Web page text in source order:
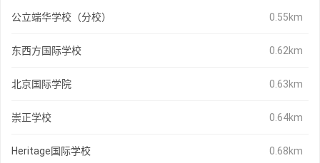
公立端华学校（分校） 0.55km
东西方国际学校 0.62km
北京国际学院 0.63km
崇正学校 0.64km
Heritage国际学校 0.68km